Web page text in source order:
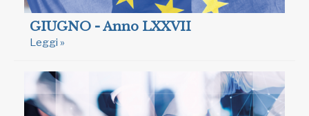
GIUGNO - Anno LXXVII
Leggi »